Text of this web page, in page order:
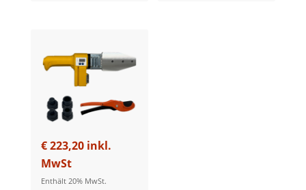
€223,20 inkl.
MwSt
Enthält 20% MwSt.